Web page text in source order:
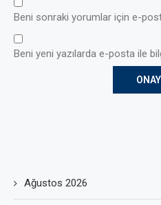
Beni sonraki yorumlar için e-
Beni yeni yazılarda e-posta ile
Ağustos 2026